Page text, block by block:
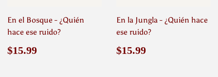
En el Bosque - ¿Quién
hace ese ruido?
Precio
$15.99
En la Jungla - ¿Quién hace
ese ruido?
Precio
$15.99